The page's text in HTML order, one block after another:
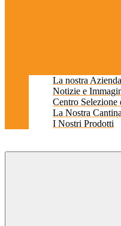
La nostra
Notizie e
Centro Selezione
La Nostra Cantina
I Nostri Prodotti